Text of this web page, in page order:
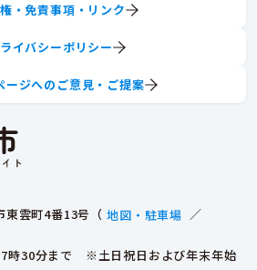
東雲町4番13号（ 地図・駐車場 ／
時30分まで ※土日祝日および年末年始
・免責事項・リンク
イバシーポリシー
ージへのご意見・ご提案